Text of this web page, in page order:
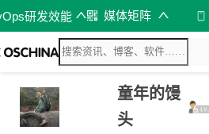
研发效能 媒体矩阵
童年的馒
头